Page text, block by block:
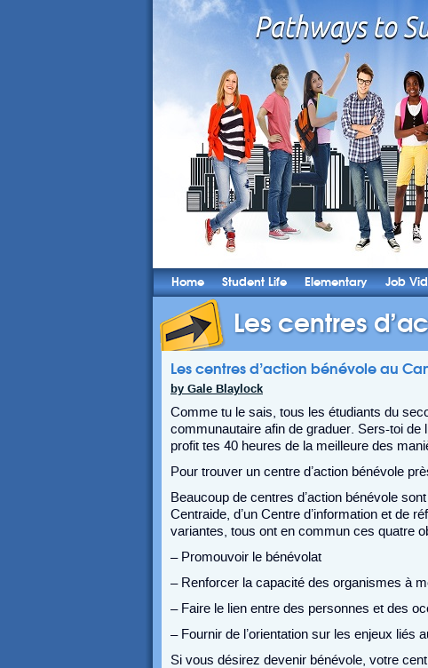
Home Student Life Elementary Job
Les centres
Les centres d’action bénévole au
by Gale Blaylock
Comme tu le sais, tous les étudiants du
communautaire afin de graduer. Sers-toi
profit tes 40 heures de la meilleure des
Pour trouver un centre d’action bénévole
Beaucoup de centres d’action bénévole
Centraide, d’un Centre d’information et de
variantes, tous ont en commun ces quatre
– Promouvoir le bénévolat
– Renforcer la capacité des organismes à
– Faire le lien entre des personnes et des
– Fournir de l’orientation sur les enjeux liés
Si vous désirez devenir bénévole, votre